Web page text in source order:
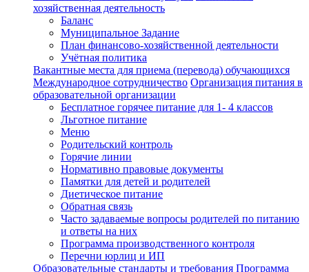
хозяйственная деятельность
Баланс
Муниципальное Задание
План финансово-хозяйственной деятельности
Учётная политика
Вакантные места для приема (перевода) обучающихся
Международное сотрудничество Организация питания в
образовательной организации
Бесплатное горячее питание для 1- 4 классов
Льготное питание
Меню
Родительский контроль
Горячие линии
Нормативно правовые документы
Памятки для детей и родителей
Диетическое питание
Обратная связь
Часто задаваемые вопросы родителей по питанию
и ответы на них
Программа производственного контроля
Перечни юрлиц и ИП
Образовательные стандарты и требования Программа